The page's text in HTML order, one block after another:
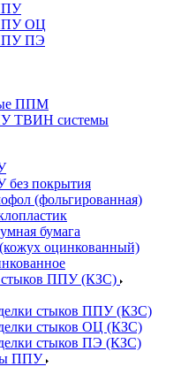
ОЦ
ПЭ
ППМ
ТВИН системы
покрытия
(фольгированная)
бумага
оцинкованный)
стыков ППУ (КЗС)
стыков ППУ (КЗС)
стыков ОЦ (КЗС)
стыков ПЭ (КЗС)
ППУ